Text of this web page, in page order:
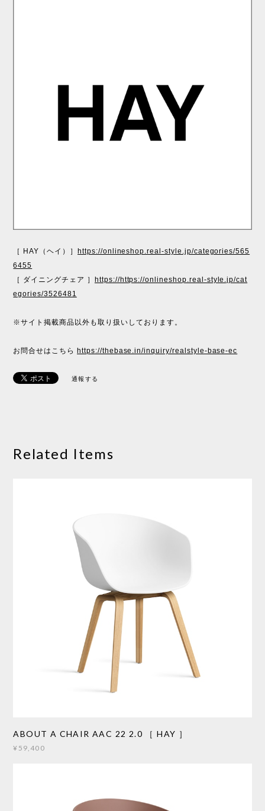
［ HAY（ヘイ）］
https://onlineshop.real-style.jp/categories/565
6455
［ ダイニングチェア ］
https://https://onlineshop.real-style.jp/cat
egories/3526481
※サイト掲載商品以外も取り扱いしております。
お問合せはこちら https://thebase.in/inquiry/realstyle-base-ec
通報する
Related Items
ABOUT A CHAIR AAC 22 2.0 ［ HAY ］
¥59,400